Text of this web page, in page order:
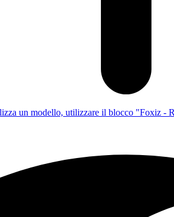
un modello, utilizzare il blocco "Foxiz -